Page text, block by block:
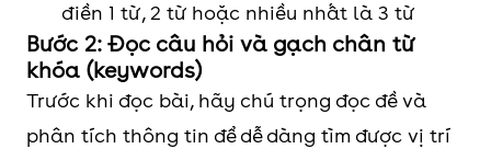
điền 1 từ, 2 từ hoặc nhiều nhất là 3 từ
Bước 2: Đọc câu hỏi và gạch chân từ
khóa (keywords)
Trước khi đọc bài, hãy chú trọng đọc đề và
phân tích thông tin để dễ dàng tìm được vị trí